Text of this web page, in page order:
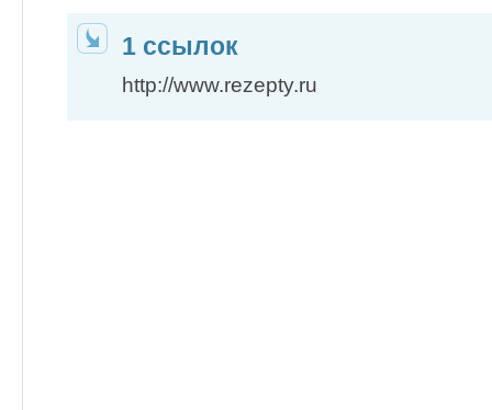
1 ссылок
http://www.rezepty.ru